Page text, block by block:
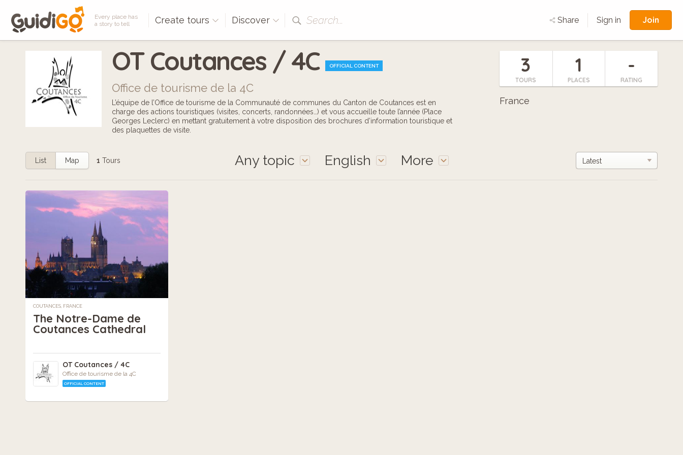
Every place has
a story to tell
Create tours Discover Search... Share Sign in Join
OT Coutances / 4C OFFICIAL CONTENT
Office de tourisme de la 4C
L’équipe de l’Office de tourisme de la Communauté de communes du Canton de Coutances est en
charge des actions touristiques (visites, concerts, randonnées…) et vous accueille toute l’année (Place
Georges Leclerc) en mettant gratuitement à votre disposition des brochures d’information touristique et
des plaquettes de visite.
3
TOURS
1
PLACES
-
RATING
France
Any topic English More
List Map 1 Tours
COUTANCES, FRANCE
The Notre-Dame de
Coutances Cathedral
OT Coutances / 4C
Office de tourisme de la 4C
OFFICIAL CONTENT